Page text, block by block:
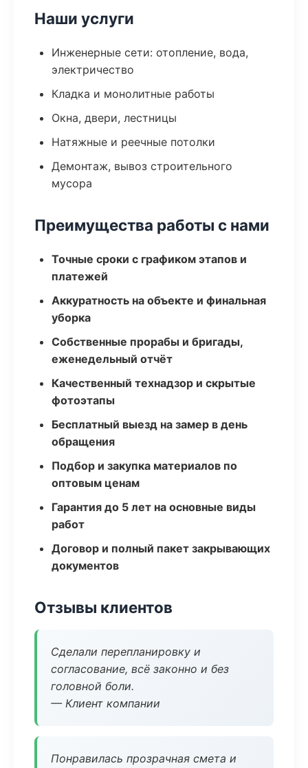
Наши услуги
Инженерные сети: отопление, вода,
электричество
Кладка и монолитные работы
Окна, двери, лестницы
Натяжные и реечные потолки
Демонтаж, вывоз строительного
мусора
Преимущества работы с нами
Точные сроки с графиком этапов и
платежей
Аккуратность на объекте и финальная
уборка
Собственные прорабы и бригады,
еженедельный отчёт
Качественный технадзор и скрытые
фотоэтапы
Бесплатный выезд на замер в день
обращения
Подбор и закупка материалов по
оптовым ценам
Гарантия до 5 лет на основные виды
работ
Договор и полный пакет закрывающих
документов
Отзывы клиентов
Сделали перепланировку и
согласование, всё законно и без
головной боли.
— Клиент компании
Понравилась прозрачная смета и